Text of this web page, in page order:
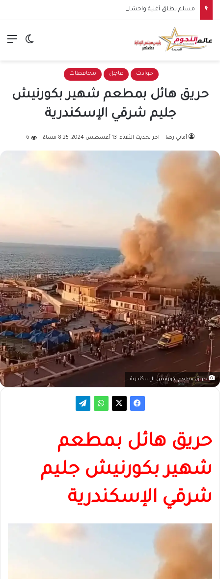
مسلم يطلق أغنية واحشاني.. سادس أغنيات ألبومه الجديد
الوضع
حوادث عاجل محافظات
حريق هائل بمطعم شهير بكورنيش
جليم شرقي الإسكندرية
أماني رضا اخر تحديث الثلاثاء, 13 أغسطس 2024, 8:25 مساءً 6
حريق مطعم بكورنيش الإسكندرية
حريق هائل بمطعم
شهير بكورنيش جليم
شرقي الإسكندرية